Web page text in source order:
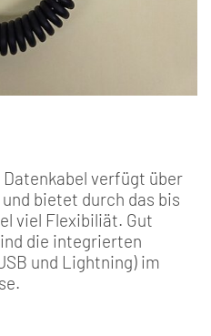
Datenkabel verfügt über
bietet durch das bis
viel Flexibiliät. Gut
die integrierten
und Lightning) im